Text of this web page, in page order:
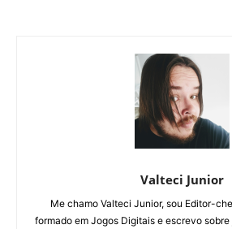
Valteci Junior
Me chamo Valteci Junior, sou Editor-
formado em Jogos Digitais e escrevo